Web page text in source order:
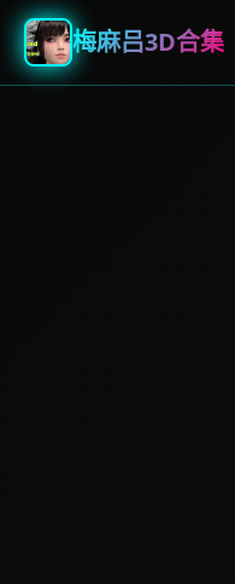
梅麻吕3D合集